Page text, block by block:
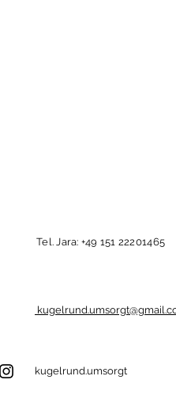
Tel. Jara: +49 151 22201465
kugelrund.umsorgt